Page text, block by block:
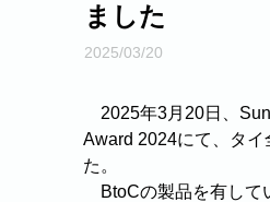
ました
2025/03/20
2025年3月20日、
Award 2024にて、タ
た。
BtoCの製品を有して